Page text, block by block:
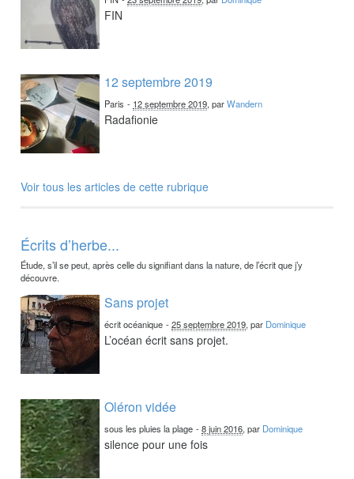
FIN
12 septembre 2019
Paris - 12 septembre 2019, parWandern
Radafionie
Voir tous les articles de cette rubrique
Écrits d’herbe...
Étude, s’il se peut, après celle du signifiant dans la nature, de l’écrit que j’y
découvre.
Sans projet
écrit océanique -25 septembre 2019, par Dominique
L’océan écrit sans projet.
Oléron vidée
sous les pluies la plage -8 juin 2016, par Dominique
silence pour une fois